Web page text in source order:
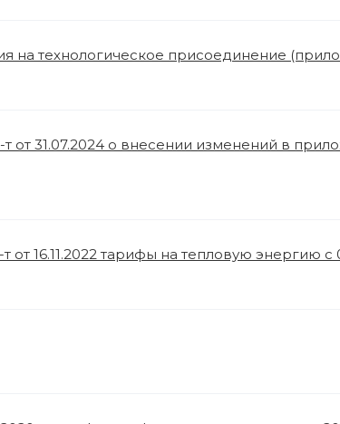
на технологическое присоединение
от 31.07.2024 о внесении изменений в
16.11.2022 тарифы на тепловую энергию с